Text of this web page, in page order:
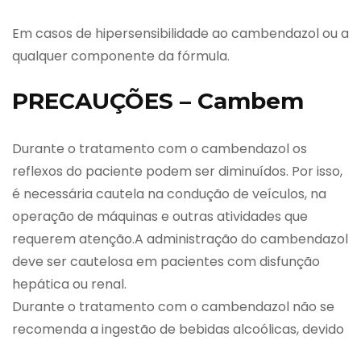
Em casos de hipersensibilidade ao cambendazol ou a
qualquer componente da fórmula.
PRECAUÇÕES – Cambem
Durante o tratamento com o cambendazol os
reflexos do paciente podem ser diminuídos. Por isso,
é necessária cautela na condução de veículos, na
operação de máquinas e outras atividades que
requerem atenção.A administração do cambendazol
deve ser cautelosa em pacientes com disfunção
hepática ou renal.
Durante o tratamento com o cambendazol não se
recomenda a ingestão de bebidas alcoólicas, devido